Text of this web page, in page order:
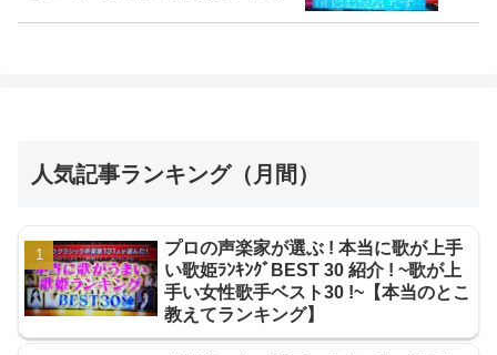
人気記事ランキング（月間）
プロの声楽家が選ぶ ! 本当に歌が上手
い歌姫ﾗﾝｷﾝｸﾞBEST 30 紹介 ! ~歌が上
手い女性歌手ベスト30 !~【本当のとこ
教えてランキング】